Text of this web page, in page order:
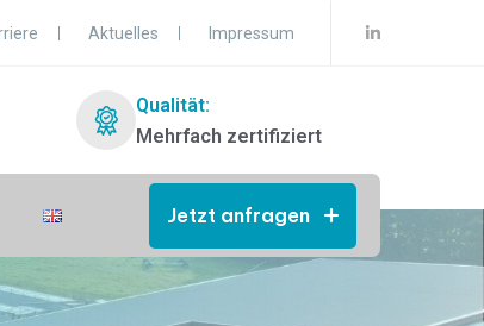
Aktuelles Impressum
Qualität:
Mehrfach zertifiziert
Jetzt anfragen